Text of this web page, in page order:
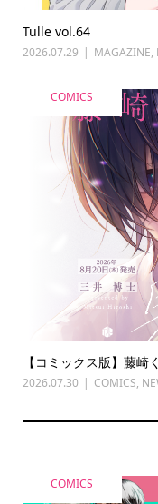
Tulle vol.64
2026.07.29 MAGAZINE,
COMICS
【コミックス版】藤
2026.07.30 COMICS,
COMICS